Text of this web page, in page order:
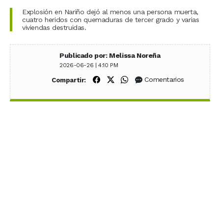
Explosión en Nariño dejó al menos una persona muerta,
cuatro heridos con quemaduras de tercer grado y varias
viviendas destruidas.
Publicado por: Melissa Noreña
2026-06-26 | 4:10 PM
Compartir: Compartir en Facebook
Compartir en X (Twitter)
Compartir en WhatsApp
Comentarios